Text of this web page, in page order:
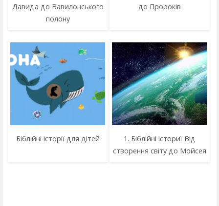
Давида до Вавилонського
полону
до Пророків
Біблійні історії для дітей
1. Біблійні істориї Від
створення світу до Мойсея